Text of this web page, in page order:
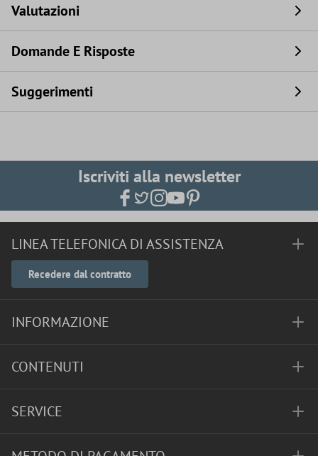
Valutazioni
Domande E Risposte
Suggerimenti
Iscriviti alla newsletter
LINEA TELEFONICA DI ASSISTENZA
Recedere dal contratto
INFORMAZIONE
CONTENUTI
SERVICE